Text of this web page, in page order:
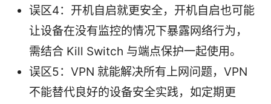
误区4：开机自启就更安全，开机自启也可能
让设备在没有监控的情况下暴露网络行为，
需结合 Kill Switch 与端点保护一起使用。
误区5：VPN 就能解决所有上网问题，VPN
不能替代良好的设备安全实践，如定期更